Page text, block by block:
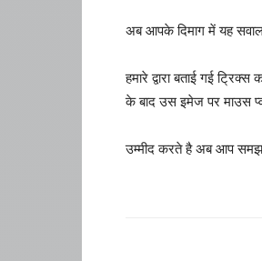
अब आपके दिमाग में यह
हमारे द्वारा बताई गई
के बाद उस इमेज पर माउस
उम्मीद करते है अब आप